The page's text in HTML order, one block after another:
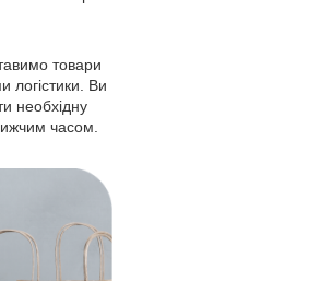
товари
логістики. Ви
необхідну
часом.